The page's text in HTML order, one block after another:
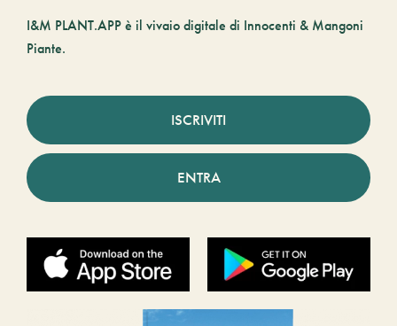
I&M PLANT.APP è il vivaio digitale di Innocenti & Mangoni
Piante.
ISCRIVITI
ENTRA